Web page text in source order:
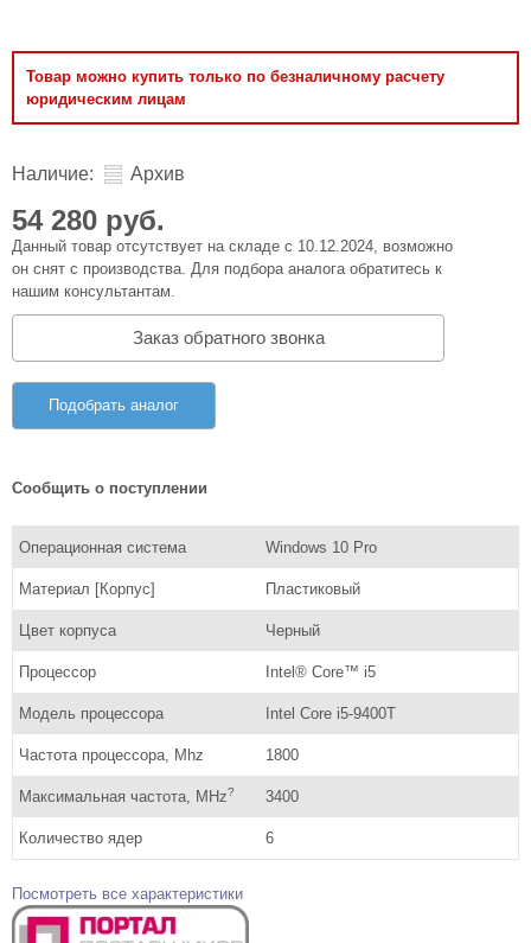
Товар можно купить только по безналичному расчету
юридическим лицам
Наличие: Архив
54 280 руб.
Данный товар отсутствует на складе с 10.12.2024, возможно
он снят с производства. Для подбора аналога обратитесь к
нашим консультантам.
Заказ обратного звонка
Подобрать аналог
Сообщить о поступлении
Операционная система Windows 10 Pro
Материал [Корпус] Пластиковый
Цвет корпуса Черный
Процессор Intel® Core™ i5
Модель процессора Intel Core i5-9400T
Частота процессора, Mhz 1800
Максимальная частота, MHz? 3400
Количество ядер 6
Посмотреть все характеристики